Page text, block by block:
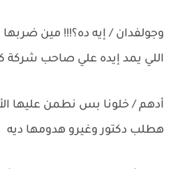
وجولفدان / إيه ده؟!!! مين
اللي يمد إيده علي صاحب شركة
أدهم / خلونا بس نطمن عليها
هطلب دكتور وغيرو هدومها ديه